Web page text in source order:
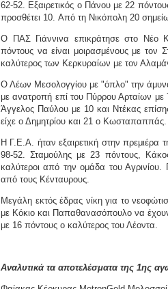
62-52. Εξαιρετικός ο Πάνου με 22
προσθέτει 10. Από τη Νικόπολη 20
Ο ΠΑΣ Γιάννινα επικράτησε στο Νέο
πόντους να είναι μοιρασμένους με
καλύτερος των Κερκυραίων με τον
Ο Λέων Μεσολογγίου με "όπλο" την
με ανατροπή επί του Πύρρου Αρταίων
Άγγελος Παύλου με 10 και Ντέκας
είχε ο Δημητρίου και 21 ο Κωσταπαππάς.
Η Γ.Ε.Α. ήταν εξαιρετική στην πρεμιέρα
98-52. Σταμούλης με 23 πόντους,
καλύτεροι από την ομάδα του
από τους Κένταυρους.
Μεγάλη εκτός έδρας νίκη για το
με Κόκιο και Παπαθανασόπουλο να
με 16 πόντους ο καλύτερος του Λέοντα.
Αναλυτικά τα αποτελέσματα της 1ης